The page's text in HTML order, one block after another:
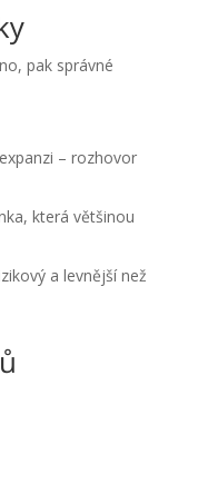
pak správné
– rozhovor
která většinou
a levnější než